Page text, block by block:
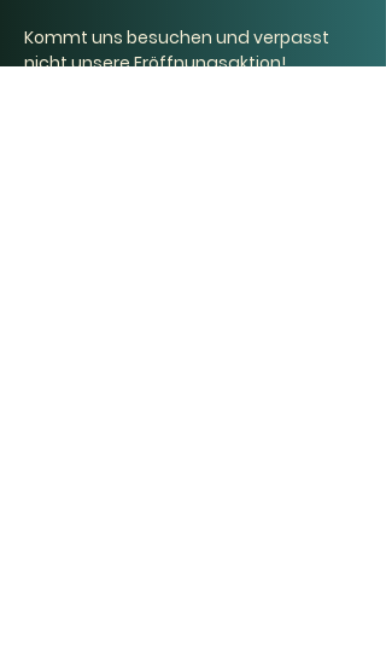
Kommt uns besuchen und verpasst
nicht unsere Eröffnungsaktion!